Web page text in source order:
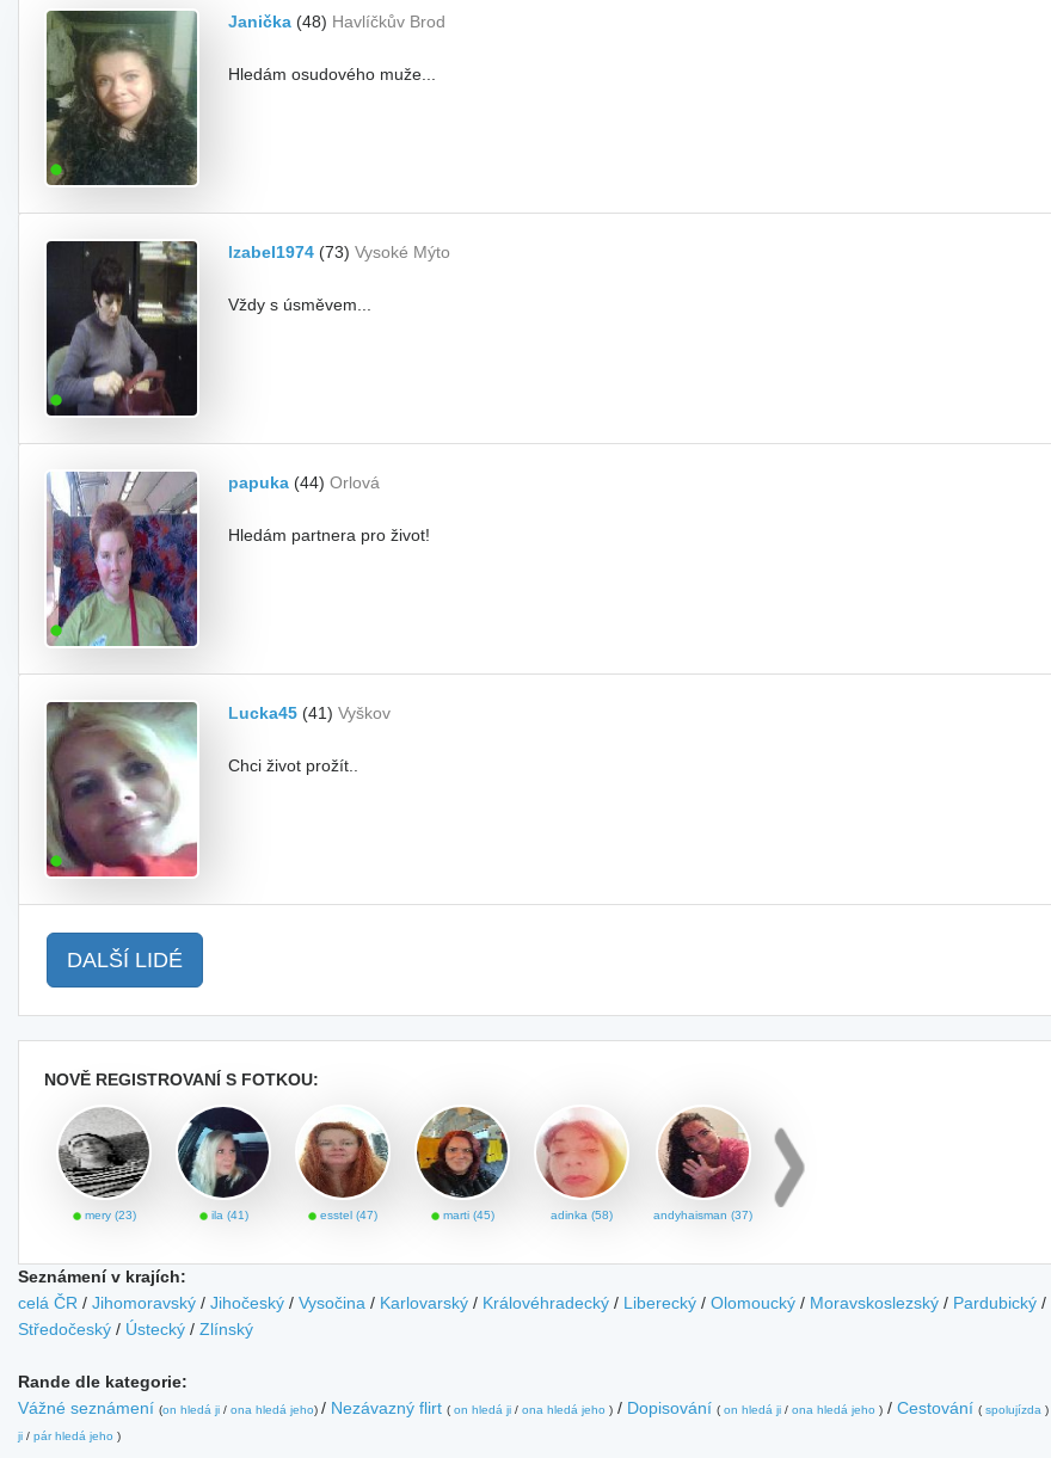
Janička (48) Havlíčkův Brod
Hledám osudového muže...
Izabel1974 (73) Vysoké Mýto
Vždy s úsměvem...
papuka (44) Orlová
Hledám partnera pro život!
Lucka45 (41) Vyškov
Chci život prožít..
DALŠÍ LIDÉ
NOVĚ REGISTROVANÍ S FOTKOU:
mery (23) ila (41) esstel (47) marti (45) adinka (58) andyhaisman (37)
Seznámení v krajích:
celá ČR / Jihomoravský / Jihočeský / Vysočina / Karlovarský / Královéhradecký / Liberecký / Olomoucký / Moravskoslezský / Pardubický /
Středočeský / Ústecký / Zlínský
Rande dle kategorie:
Vážné seznámení (on hledá ji / ona hledá jeho) / Nezávazný flirt ( on hledá ji / ona hledá jeho ) / Dopisování ( on hledá ji / ona hledá jeho ) / Cestování ( spolujízda )
ji / pár hledá jeho )